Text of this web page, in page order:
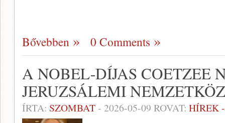
Bővebben 0 Comments
A NOBEL-DÍJAS COETZEE
JERUZSÁLEMI
ÍRTA: SZOMBAT- 2026-05-09 ROVAT: HÍREK